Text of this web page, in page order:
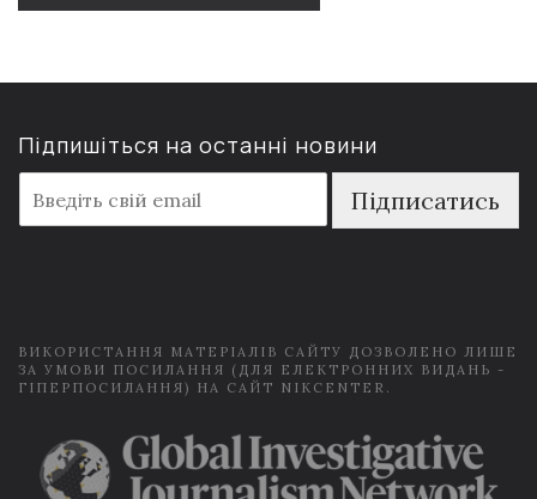
Підпишіться на останні новини
m
a
Підписатись
ВИКОРИСТАННЯ МАТЕРІАЛІВ САЙТУ ДОЗВОЛЕНО ЛИШЕ
ЗА УМОВИ ПОСИЛАННЯ (ДЛЯ ЕЛЕКТРОННИХ ВИДАНЬ -
ГІПЕРПОСИЛАННЯ) НА САЙТ NIKCENTER.